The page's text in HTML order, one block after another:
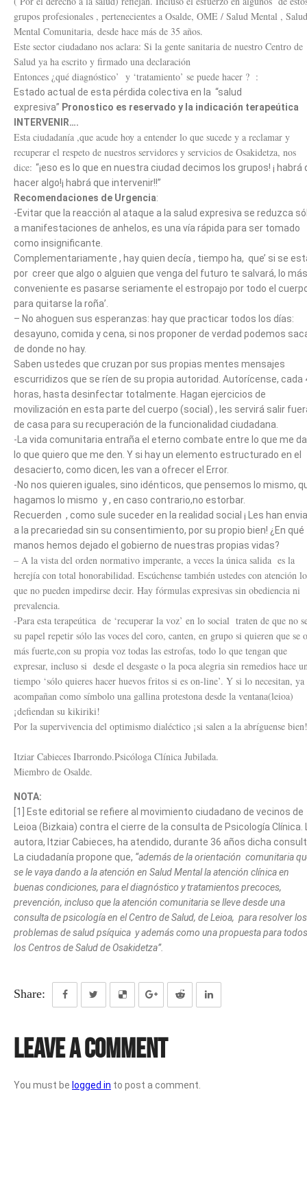
grupos profesionales , pertenecientes a Osalde, OME / Salud Mental , Salud
Mental Comunitaria, desde hace más de 35 años.
Este sector ciudadano nos aclara: Si la gente sanitaria de nuestro Centro de
Salud ya ha escrito y firmado una declaración
Entonces ¿qué diagnóstico’ y ‘tratamiento’ se puede hacer ? :
Estado actual de esta pérdida colectiva en la “salud
expresiva” Pronostico es reservado y la indicación terapeútica
INTERVENIR….
Esta ciudadanía ,que acude hoy a entender lo que sucede y a reclamar y
recuperar el respeto de nuestros servidores y servicios de Osakidetza, nos
dice: “¡eso es lo que en nuestra ciudad decimos los grupos! ¡ habrá
hacer algo!¡ habrá que intervenir!!”
Recomendaciones de Urgencia:
-Evitar que la reacción al ataque a la salud expresiva se reduzca
a manifestaciones de anhelos, es una vía rápida para ser tomado
como insignificante.
Complementariamente , hay quien decía , tiempo ha, que’ si se
por creer que algo o alguien que venga del futuro te salvará, lo más
conveniente es pasarse seriamente el estropajo por todo el
para quitarse la roña’.
– No ahoguen sus esperanzas: hay que practicar todos los días:
desayuno, comida y cena, si nos proponer de verdad podemos
de donde no hay.
Saben ustedes que cruzan por sus propias mentes mensajes
escurridizos que se ríen de su propia autoridad. Autorícense, cada
horas, hasta desinfectar totalmente. Hagan ejercicios de
movilización en esta parte del cuerpo (social) , les servirá salir
de casa para su recuperación de la funcionalidad ciudadana.
-La vida comunitaria entraña el eterno combate entre lo que me
lo que quiero que me den. Y si hay un elemento estructurado en el
desacierto, como dicen, les van a ofrecer el Error.
-No nos quieren iguales, sino idénticos, que pensemos lo mismo,
hagamos lo mismo y , en caso contrario,no estorbar.
Recuerden , como sule suceder en la realidad social ¡ Les han
a la precariedad sin su consentimiento, por su propio bien! ¿En qué
manos hemos dejado el gobierno de nuestras propias vidas?
– A la vista del orden normativo imperante, a veces la única salida es la
herejía con total honorabilidad. Escúchense también ustedes con atención lo
que no pueden impedirse decir. Hay fórmulas expresivas sin obediencia ni
prevalencia.
-Para esta terapeútica de ‘recuperar la voz’ en lo social traten de que no
su papel repetir sólo las voces del coro, canten, en grupo si quieren que se
más fuerte,con su propia voz todas las estrofas, todo lo que tengan que
expresar, incluso si desde el desgaste o la poca alegria sin remedios hace
tiempo ‘sólo quieres hacer huevos fritos si es on-line’. Y si lo necesitan, ya
acompañan como símbolo una gallina protestona desde la ventana(leioa)
¡defiendan su kikiriki!
Por la supervivencia del optimismo dialéctico ¡si salen a la abríguense
Itziar Cabieces Ibarrondo.Psicóloga Clínica Jubilada.
Miembro de Osalde.
NOTA:
[1] Este editorial se refiere al movimiento ciudadano de vecinos de
Leioa (Bizkaia) contra el cierre de la consulta de Psicología Clínica.
autora, Itziar Cabieces, ha atendido, durante 36 años dicha
La ciudadanía propone que, “además de la orientación comunitaria
se le vaya dando a la atención en Salud Mental la atención clínica en
buenas condiciones, para el diagnóstico y tratamientos precoces,
prevención, incluso que la atención comunitaria se lleve desde una
consulta de psicología en el Centro de Salud, de Leioa, para resolver los
problemas de salud psíquica y además como una propuesta para
los Centros de Salud de Osakidetza”.
Share:
Leave a Comment
You must be logged in to post a comment.